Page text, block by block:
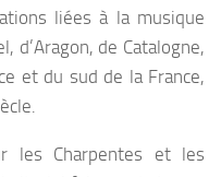
liées à la musique
d’Aragon, de Catalogne,
et du sud de la France,
les Charpentes et les